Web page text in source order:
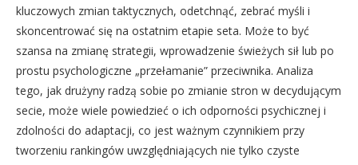
kluczowych zmian taktycznych, odetchnąć, zebrać myśli i
skoncentrować się na ostatnim etapie seta. Może to być
szansa na zmianę strategii, wprowadzenie świeżych sił lub po
prostu psychologiczne „przełamanie” przeciwnika. Analiza
tego, jak drużyny radzą sobie po zmianie stron w decydującym
secie, może wiele powiedzieć o ich odporności psychicznej i
zdolności do adaptacji, co jest ważnym czynnikiem przy
tworzeniu rankingów uwzględniających nie tylko czyste